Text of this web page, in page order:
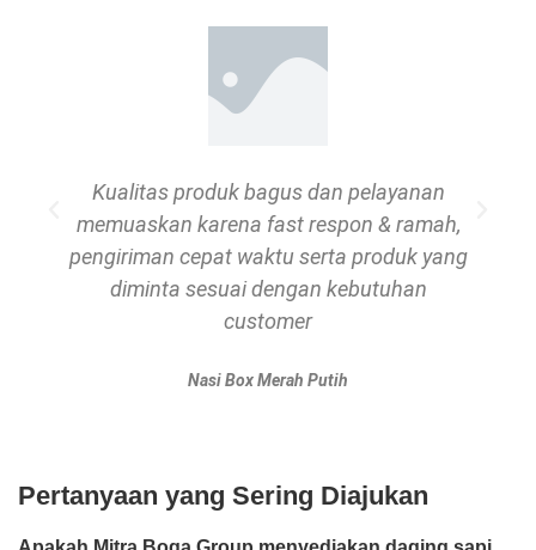
Kualitas produk bagus dan pelayanan
memuaskan karena fast respon & ramah,
pengiriman cepat waktu serta produk yang
diminta sesuai dengan kebutuhan
customer
Nasi Box Merah Putih
Pertanyaan yang Sering Diajukan